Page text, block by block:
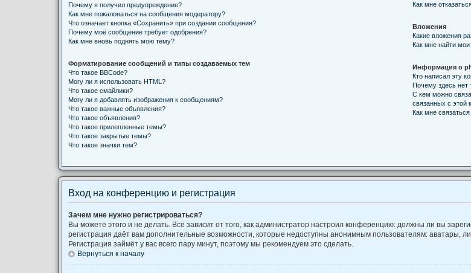
Почему я получил предупреждение?
Как мне пожаловаться на сообщения модератору?
Что означает кнопка «Сохранить» при создании сообщения?
Почему моё сообщение требует одобрения?
Как мне вновь поднять мою тему?
Форматирование сообщений и типы создаваемых тем
Что такое BBCode?
Могу ли я использовать HTML?
Что такое смайлики?
Могу ли я добавлять изображения к сообщениям?
Что такое важные объявления?
Что такое объявления?
Что такое прилепленные темы?
Что такое закрытые темы?
Что такое значки тем?
Как мне
Вложения
Какие вложения
Как мне найти
Информация о
Кто написал эту
Почему здесь нет
С кем можно
связанных с этой
Как мне
Вход на конференцию и регистрация
Зачем мне нужно регистрироваться?
Вы можете этого и не делать. Всё зависит от того, как администратор настроил конференцию: должны ли вы
регистрация даёт вам дополнительные возможности, которые недоступны анонимным пользователям: аватары,
Регистрация займёт у вас всего пару минут, поэтому мы рекомендуем это сделать.
Вернуться к началу